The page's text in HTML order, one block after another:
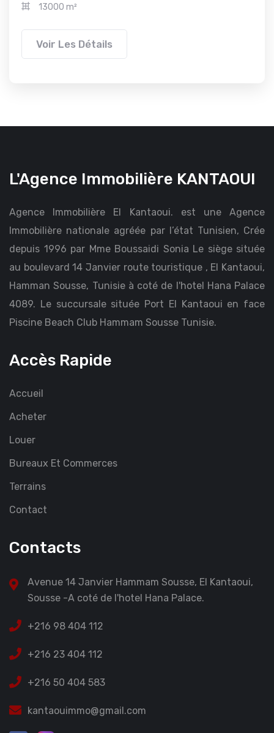
13000 m²
Voir Les Détails
L'Agence Immobilière KANTAOUI
Agence Immobilière El Kantaoui. est une Agence
Immobilière nationale agréée par l’état Tunisien, Crée
depuis 1996 par Mme Boussaidi Sonia Le siège située
au boulevard 14 Janvier route touristique , El Kantaoui,
Hamman Sousse, Tunisie à coté de l'hotel Hana Palace
4089. Le succursale située Port El Kantaoui en face
Piscine Beach Club Hammam Sousse Tunisie.
Accès Rapide
Accueil
Acheter
Louer
Bureaux Et Commerces
Terrains
Contact
Contacts
Avenue 14 Janvier Hammam Sousse, El Kantaoui,
Sousse -A coté de l'hotel Hana Palace.
+216 98 404 112
+216 23 404 112
+216 50 404 583
kantaouimmo@gmail.com